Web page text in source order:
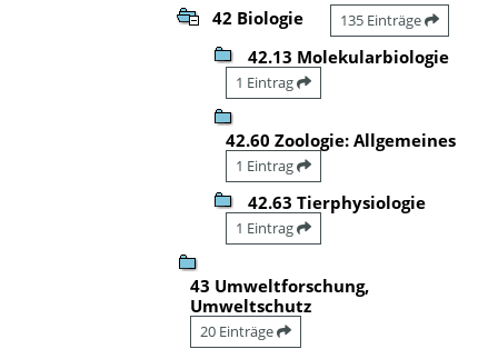
42 Biologie 135 Einträge
42.13 Molekularbiologie
1 Eintrag
42.60 Zoologie: Allgemeines
1 Eintrag
42.63 Tierphysiologie
1 Eintrag
43 Umweltforschung,
Umweltschutz
20 Einträge